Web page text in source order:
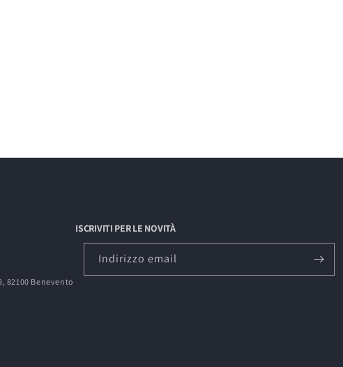
82100 Benevento
ISCRIVITI PER LE NOVITÀ
Indirizzo email